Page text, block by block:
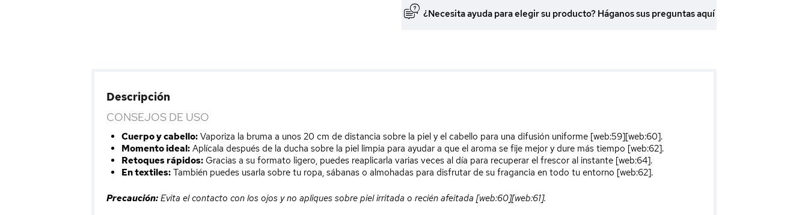
¿Necesita ayuda para elegir su producto? Háganos sus preguntas aquí
Descripción
CONSEJOS DE USO
Cuerpo y cabello:Vaporiza la bruma a unos 20 cm de distancia sobre la piel y el cabello para una difusión uniforme [web:59][web:60].
Momento ideal:Aplícala después de la ducha sobre la piel limpia para ayudar a que el aroma se fije mejor y dure más tiempo [web:62].
Retoques rápidos:Gracias a su formato ligero, puedes reaplicarla varias veces al día para recuperar el frescor al instante [web:64].
En textiles:También puedes usarla sobre tu ropa, sábanas o almohadas para disfrutar de su fragancia en todo tu entorno [web:62].
Precaución:Evita el contacto con los ojos y no apliques sobre piel irritada o recién afeitada [web:60][web:61].